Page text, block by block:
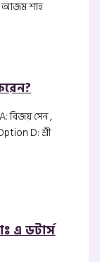
আজম শাহ
বিজয় সেন ,
D: শ্রী
এ ডটার্স